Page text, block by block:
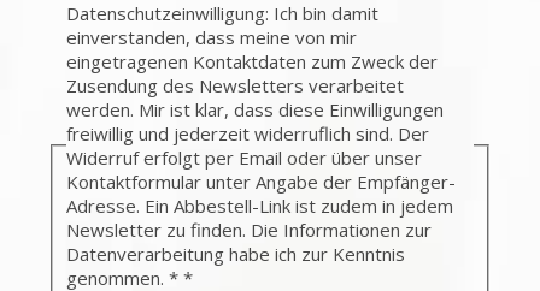
Datenschutzeinwilligung: Ich bin damit
einverstanden, dass meine von mir
eingetragenen Kontaktdaten zum Zweck der
Zusendung des Newsletters verarbeitet
werden. Mir ist klar, dass diese Einwilligungen
freiwillig und jederzeit widerruflich sind. Der
Widerruf erfolgt per Email oder über unser
Kontaktformular unter Angabe der Empfänger-
Adresse. Ein Abbestell-Link ist zudem in jedem
Newsletter zu finden. Die Informationen zur
Datenverarbeitung habe ich zur Kenntnis
genommen. **